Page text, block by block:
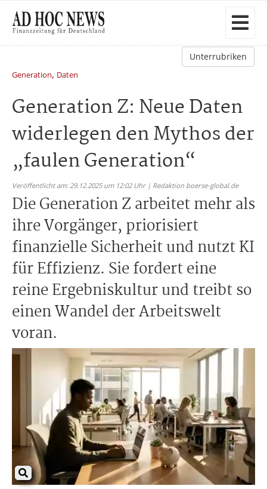
Unterrubriken
Generation, Daten
Generation Z: Neue Daten
widerlegen den Mythos der
„faulen Generation“
Veröffentlicht am: 29.12.2025 um 12:02 Uhr | Redaktion boerse-global.de
Die Generation Z arbeitet mehr als
ihre Vorgänger, priorisiert
finanzielle Sicherheit und nutzt KI
für Effizienz. Sie fordert eine
reine Ergebniskultur und treibt so
einen Wandel der Arbeitswelt
voran.